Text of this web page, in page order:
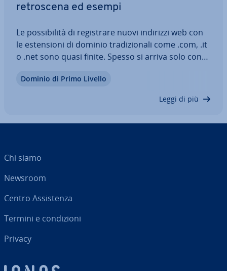
re­tro­sce­na ed esempi
Le pos­si­bi­li­tà di re­gi­stra­re nuovi indirizzi web con
le esten­sio­ni di dominio tra­di­zio­na­li come .com, .it
o .net sono quasi finite. Spesso si arriva solo con
che rap­pre­sen­ti il proprio lavoro come si desidera.
Dominio di Primo Livello
Leggi di più
Chi siamo
Newsroom
Centro As­si­sten­za
Termini e con­di­zio­ni
Privacy